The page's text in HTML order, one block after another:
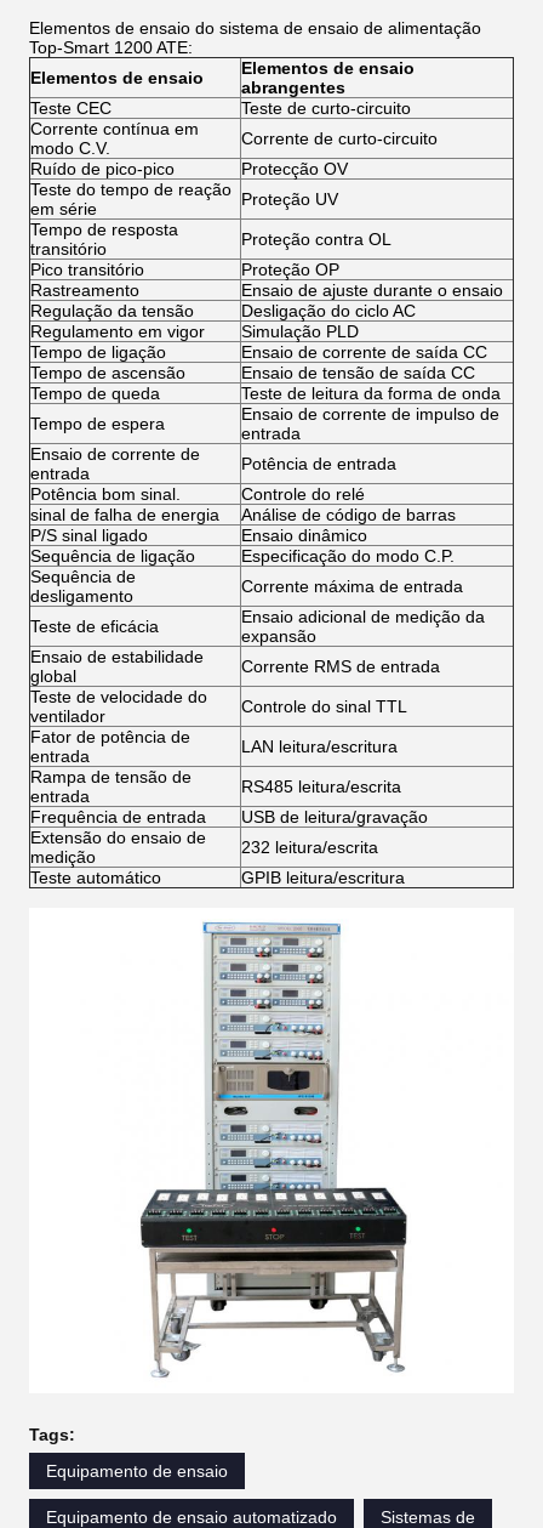
Elementos de ensaio do sistema de ensaio de alimentação
Top-Smart 1200 ATE:
Elementos de ensaio
Elementos de ensaio
abrangentes
Teste CEC
Teste de curto-circuito
Corrente contínua em
modo C.V.
Corrente de curto-circuito
Ruído de pico-pico
Protecção OV
Teste do tempo de reação
em série
Proteção UV
Tempo de resposta
transitório
Proteção contra OL
Pico transitório
Proteção OP
Rastreamento
Ensaio de ajuste durante o ensaio
Regulação da tensão
Desligação do ciclo AC
Regulamento em vigor
Simulação PLD
Tempo de ligação
Ensaio de corrente de saída CC
Tempo de ascensão
Ensaio de tensão de saída CC
Tempo de queda
Teste de leitura da forma de onda
Tempo de espera
Ensaio de corrente de impulso de
entrada
Ensaio de corrente de
entrada
Potência de entrada
Potência bom sinal.
Controle do relé
sinal de falha de energia
Análise de código de barras
P/S sinal ligado
Ensaio dinâmico
Sequência de ligação
Especificação do modo C.P.
Sequência de
desligamento
Corrente máxima de entrada
Teste de eficácia
Ensaio adicional de medição da
expansão
Ensaio de estabilidade
global
Corrente RMS de entrada
Teste de velocidade do
ventilador
Controle do sinal TTL
Fator de potência de
entrada
LAN leitura/escritura
Rampa de tensão de
entrada
RS485 leitura/escrita
Frequência de entrada
USB de leitura/gravação
Extensão do ensaio de
medição
232 leitura/escrita
Teste automático
GPIB leitura/escritura
Tags:
Equipamento de ensaio
Equipamento de ensaio automatizado Sistemas de